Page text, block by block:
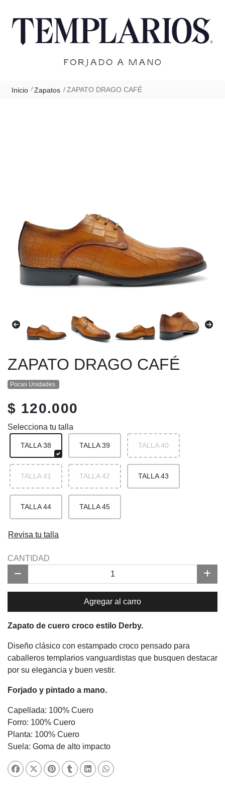
Inicio Zapatos ZAPATO DRAGO CAFÉ
ZAPATO DRAGO CAFÉ
Pocas Unidades.
$ 120.000
Selecciona tu talla
TALLA 38 TALLA 39 TALLA 40
TALLA 41 TALLA 42 TALLA 43
TALLA 44 TALLA 45
Revisa tu talla
CANTIDAD
Agregar al carro
Zapato de cuero croco estilo Derby.
Diseño clásico con estampado croco pensado para
caballeros templarios vanguardistas que busquen destacar
por su elegancia y buen vestir.
Forjado y pintado a mano.
Capellada: 100% Cuero
Forro: 100% Cuero
Planta: 100% Cuero
Suela: Goma de alto impacto